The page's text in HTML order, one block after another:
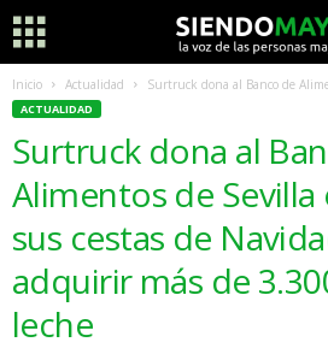
Inicio Actualidad Surtruck dona al Banco de
ACTUALIDAD
Surtruck dona al
Alimentos de
sus cestas de
adquirir más de
leche